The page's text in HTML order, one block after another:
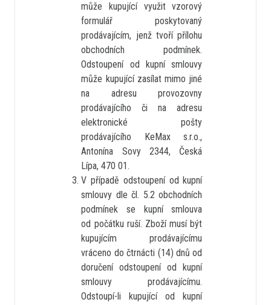
může kupující využit vzorový
formulář poskytovaný
prodávajícím, jenž tvoří přílohu
obchodních podmínek.
Odstoupení od kupní smlouvy
může kupující zasílat mimo jiné
na adresu provozovny
prodávajícího či na adresu
elektronické pošty
prodávajícího KeMax s.r.o.,
Antonína Sovy 2344, Česká
Lípa, 470 01.
V případě odstoupení od kupní
smlouvy dle čl. 5.2 obchodních
podmínek se kupní smlouva
od počátku ruší. Zboží musí být
kupujícím prodávajícímu
vráceno do čtrnácti (14) dnů od
doručení odstoupení od kupní
smlouvy prodávajícímu.
Odstoupí-li kupující od kupní